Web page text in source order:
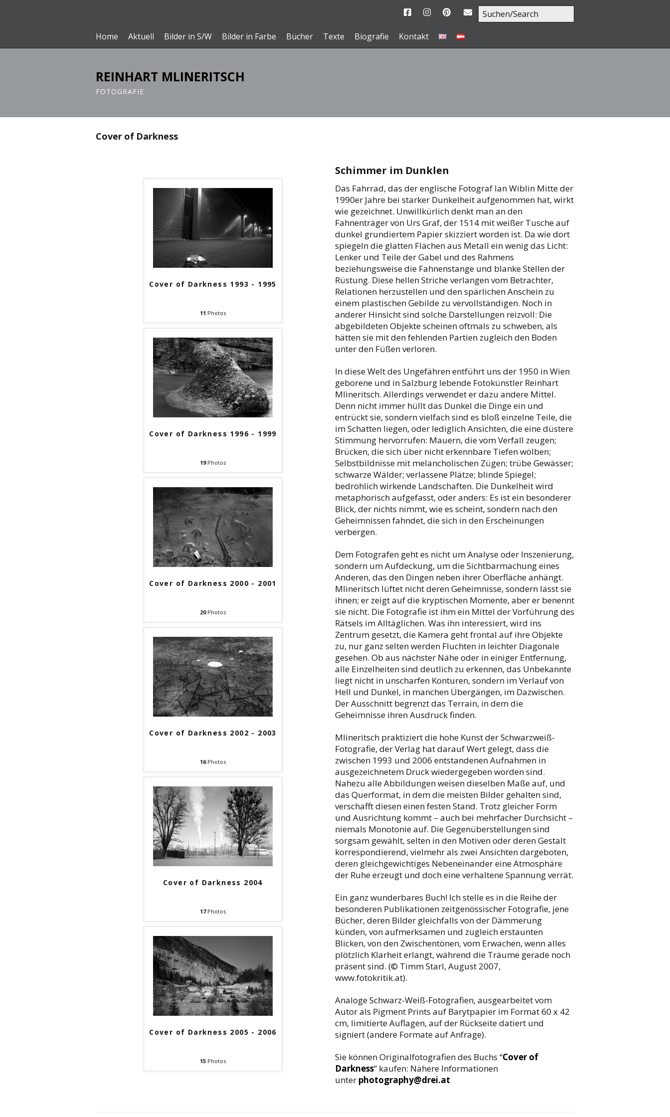
Home Aktuell Bilder in S/W Bilder in Farbe Bücher Texte Biografie Kontakt
REINHART MLINERITSCH
FOTOGRAFIE
Cover of Darkness
Cover of Darkness 1993 - 1995
11 Photos
Cover of Darkness 1996 - 1999
19Photos
Cover of Darkness 2000 - 2001
20Photos
Cover of Darkness 2002 - 2003
16Photos
Cover of Darkness 2004
17Photos
Cover of Darkness 2005 - 2006
15 Photos
Schimmer im Dunklen
Das Fahrrad, das der englische Fotograf Ian Wiblin Mitte der
1990er Jahre bei starker Dunkelheit aufgenommen hat, wirkt
wie gezeichnet. Unwillkürlich denkt man an den
Fahnenträger von Urs Graf, der 1514 mit weißer Tusche auf
dunkel grundiertem Papier skizziert worden ist. Da wie dort
spiegeln die glatten Flächen aus Metall ein wenig das Licht:
Lenker und Teile der Gabel und des Rahmens
beziehungsweise die Fahnenstange und blanke Stellen der
Rüstung. Diese hellen Striche verlangen vom Betrachter,
Relationen herzustellen und den spärlichen Anschein zu
einem plastischen Gebilde zu vervollständigen. Noch in
anderer Hinsicht sind solche Darstellungen reizvoll: Die
abgebildeten Objekte scheinen oftmals zu schweben, als
hätten sie mit den fehlenden Partien zugleich den Boden
unter den Füßen verloren.
In diese Welt des Ungefähren entführt uns der 1950 in Wien
geborene und in Salzburg lebende Fotokünstler Reinhart
Mlineritsch. Allerdings verwendet er dazu andere Mittel.
Denn nicht immer hüllt das Dunkel die Dinge ein und
entrückt sie, sondern vielfach sind es bloß einzelne Teile, die
im Schatten liegen, oder lediglich Ansichten, die eine düstere
Stimmung hervorrufen: Mauern, die vom Verfall zeugen;
Brücken, die sich über nicht erkennbare Tiefen wölben;
Selbstbildnisse mit melancholischen Zügen; trübe Gewässer;
schwarze Wälder; verlassene Plätze; blinde Spiegel;
bedrohlich wirkende Landschaften. Die Dunkelheit wird
metaphorisch aufgefasst, oder anders: Es ist ein besonderer
Blick, der nichts nimmt, wie es scheint, sondern nach den
Geheimnissen fahndet, die sich in den Erscheinungen
verbergen.
Dem Fotografen geht es nicht um Analyse oder Inszenierung,
sondern um Aufdeckung, um die Sichtbarmachung eines
Anderen, das den Dingen neben ihrer Oberfläche anhängt.
Mlineritsch lüftet nicht deren Geheimnisse, sondern lässt sie
ihnen; er zeigt auf die kryptischen Momente, aber er benennt
sie nicht. Die Fotografie ist ihm ein Mittel der Vorführung des
Rätsels im Alltäglichen. Was ihn interessiert, wird ins
Zentrum gesetzt, die Kamera geht frontal auf ihre Objekte
zu, nur ganz selten werden Fluchten in leichter Diagonale
gesehen. Ob aus nächster Nähe oder in einiger Entfernung,
alle Einzelheiten sind deutlich zu erkennen, das Unbekannte
liegt nicht in unscharfen Konturen, sondern im Verlauf von
Hell und Dunkel, in manchen Übergängen, im Dazwischen.
Der Ausschnitt begrenzt das Terrain, in dem die
Geheimnisse ihren Ausdruck finden.
Mlineritsch praktiziert die hohe Kunst der Schwarzweiß-
Fotografie, der Verlag hat darauf Wert gelegt, dass die
zwischen 1993 und 2006 entstandenen Aufnahmen in
ausgezeichnetem Druck wiedergegeben worden sind.
Nahezu alle Abbildungen weisen dieselben Maße auf, und
das Querformat, in dem die meisten Bilder gehalten sind,
verschafft diesen einen festen Stand. Trotz gleicher Form
und Ausrichtung kommt – auch bei mehrfacher Durchsicht –
niemals Monotonie auf. Die Gegenüberstellungen sind
sorgsam gewählt, selten in den Motiven oder deren Gestalt
korrespondierend, vielmehr als zwei Ansichten dargeboten,
deren gleichgewichtiges Nebeneinander eine Atmosphäre
der Ruhe erzeugt und doch eine verhaltene Spannung verrät.
Ein ganz wunderbares Buch! Ich stelle es in die Reihe der
besonderen Publikationen zeitgenössischer Fotografie, jene
Bücher, deren Bilder gleichfalls von der Dämmerung
künden, von aufmerksamen und zugleich erstaunten
Blicken, von den Zwischentönen, vom Erwachen, wenn alles
plötzlich Klarheit erlangt, während die Träume gerade noch
präsent sind. (© Timm Starl, August 2007,
www.fotokritik.at).
Analoge Schwarz-Weiß-Fotografien, ausgearbeitet vom
Autor als Pigment Prints auf Barytpapier im Format 60 x 42
cm, limitierte Auflagen, auf der Rückseite datiert und
signiert (andere Formate auf Anfrage).
Sie können Originalfotografien des Buchs “Cover of
Darkness” kaufen: Nähere Informationen
unter photography@drei.at